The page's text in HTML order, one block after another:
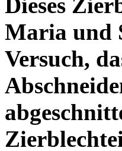
Maria und
Versuch,